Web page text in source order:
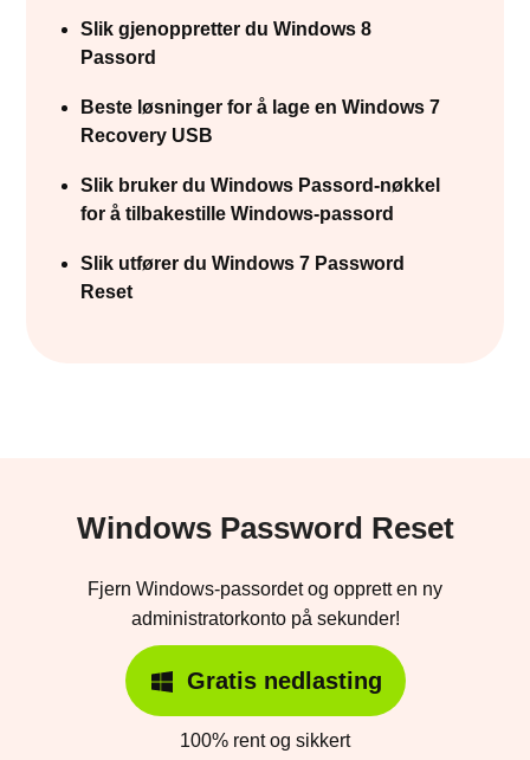
Slik gjenoppretter du Windows 8
Passord
Beste løsninger for å lage en Windows 7
Recovery USB
Slik bruker du Windows Passord-nøkkel
for å tilbakestille Windows-passord
Slik utfører du Windows 7 Password
Reset
Windows Password Reset
Fjern Windows-passordet og opprett en ny
administratorkonto på sekunder!
Gratis nedlasting
100% rent og sikkert